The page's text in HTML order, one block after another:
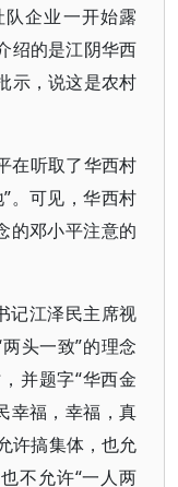
企业一开始露
绍的是江阴华西
示，说这是农村
在听取了华西村
。可见，华西村
的邓小平注意的
记江泽民主席视
头一致”的理念
并题字“华西金
幸福，幸福，真
许搞集体，也允
不允许“一人两